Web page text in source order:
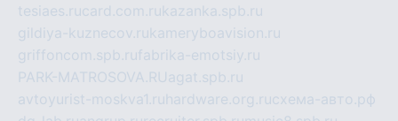
tesiaes.rucard.com.rukazanka.spb.ru
gildiya-kuznecov.rukameryboavision.ru
griffoncom.spb.rufabrika-emotsiy.ru
PARK-MATROSOVA.RUagat.spb.ru
avtoyurist-moskva1.ru hardware.org.ruсхема-авто.рф